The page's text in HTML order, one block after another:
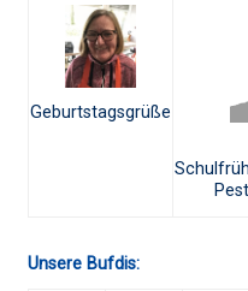
Geburtstagsgrüße
Unsere Bufdis: